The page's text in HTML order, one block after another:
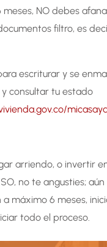
NO debes
filtro, es
escriturar y se
consultar tu estado
arriendo, o invertir
no te angusties;
máximo 6 meses,
todo el proceso.